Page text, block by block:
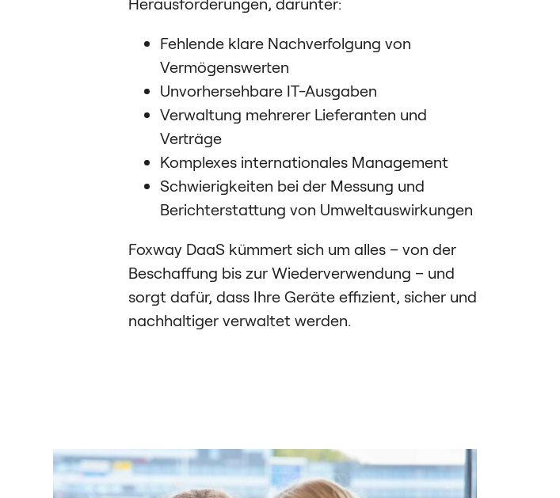
Fehlende klare Nachverfolgung von
Vermögenswerten
Unvorhersehbare IT-Ausgaben
Verwaltung mehrerer Lieferanten und
Verträge
Komplexes internationales Management
Schwierigkeiten bei der Messung und
Berichterstattung von Umweltauswirkungen
Foxway DaaS kümmert sich um alles – von der
Beschaffung bis zur Wiederverwendung – und
sorgt dafür, dass Ihre Geräte effizient, sicher und
nachhaltiger verwaltet werden.